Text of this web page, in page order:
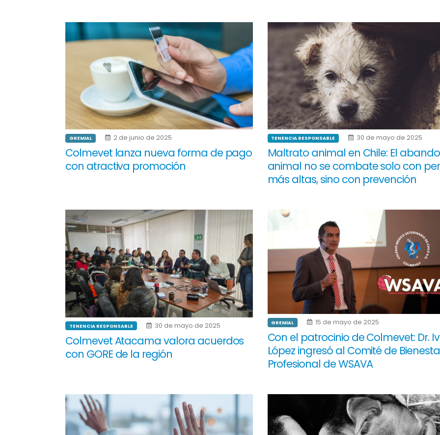
GREMIAL 2 de junio de 2025
Colmevet lanza nueva forma de pago
con atractiva promoción
TENENCIA RESPONSABLE 30 de mayo de 2025
Maltrato animal en Chile: El
animal no se combate solo con
más altas, sino con prevención
TENENCIA RESPONSABLE 30 de mayo de 2025
Colmevet Atacama valora acuerdos
con GORE de la región
GREMIAL 15 de mayo de 2025
Con el patrocinio de Colmevet: Dr.
López ingresó al Comité de
Profesional de WSAVA